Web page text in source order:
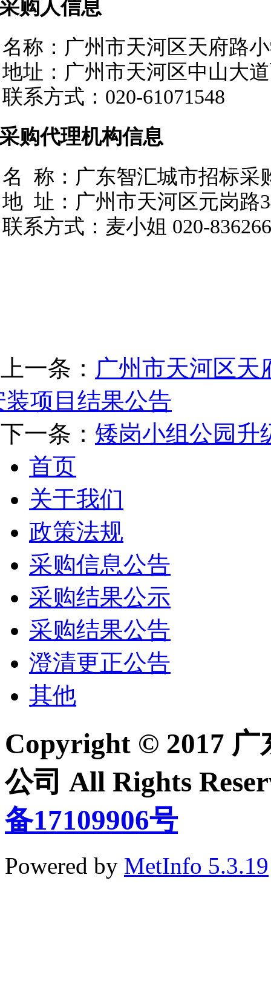
购人信息
名称：广州市天河区天府路
地址：广州市天河区中山大
联系方式： 020-61071548
购代理机构信息
名
称：广东智汇城市招标采
地 址：广州市天河区元岗路
联系方式： 麦小姐 020-
上一条： 广州市天河区天
装项目结果公告
下一条： 矮岗小组公园升
首页
关于我们
政策法规
采购信息公告
采购结果公示
采购结果公告
澄清更正公告
其他
Copyright © 2017
公司 All Rights
备17109906号
Powered by MetInfo 5.3.19